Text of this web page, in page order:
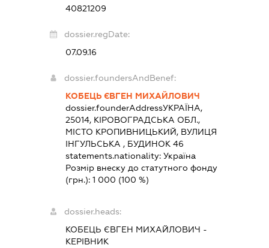
40821209
dossier.regDate:
07.09.16
dossier.foundersAndBenef:
КОБЕЦЬ ЄВГЕН МИХАЙЛОВИЧ
dossier.founderAddressУКРАЇНА,
25014, КІРОВОГРАДСЬКА ОБЛ.,
МІСТО КРОПИВНИЦЬКИЙ, ВУЛИЦЯ
ІНГУЛЬСЬКА , БУДИНОК 46
statements.nationality: Україна
Розмір внеску до статутного фонду
(грн.): 1 000 (100 %)
dossier.heads:
КОБЕЦЬ ЄВГЕН МИХАЙЛОВИЧ -
КЕРІВНИК